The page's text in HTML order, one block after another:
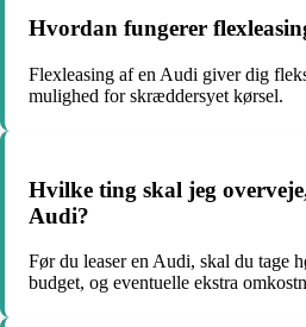
Hvordan fungerer
Flexleasing af en Audi giver dig
mulighed for skræddersyet kørsel.
Hvilke ting skal jeg
Audi?
Før du leaser en Audi, skal du tage
budget, og eventuelle ekstra